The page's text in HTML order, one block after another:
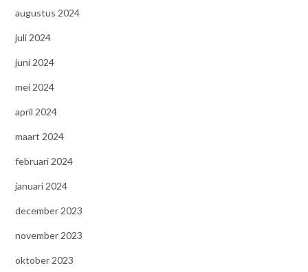
augustus 2024
juli 2024
juni 2024
mei 2024
april 2024
maart 2024
februari 2024
januari 2024
december 2023
november 2023
oktober 2023